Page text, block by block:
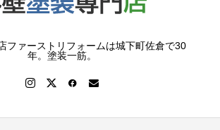
ファーストリフォームは城下町佐倉で30
年。塗装一筋。